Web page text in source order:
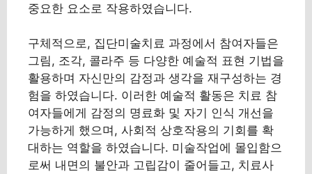
중요한 요소로 작용하였습니다.
구체적으로, 집단미술치료 과정에서 참여자들은
그림, 조각, 콜라주 등 다양한 예술적 표현 기법을
활용하며 자신만의 감정과 생각을 재구성하는 경
험을 하였습니다. 이러한 예술적 활동은 치료 참
여자들에게 감정의 명료화 및 자기 인식 개선을
가능하게 했으며, 사회적 상호작용의 기회를 확
대하는 역할을 하였습니다. 미술작업에 몰입함으
로써 내면의 불안과 고립감이 줄어들고, 치료사